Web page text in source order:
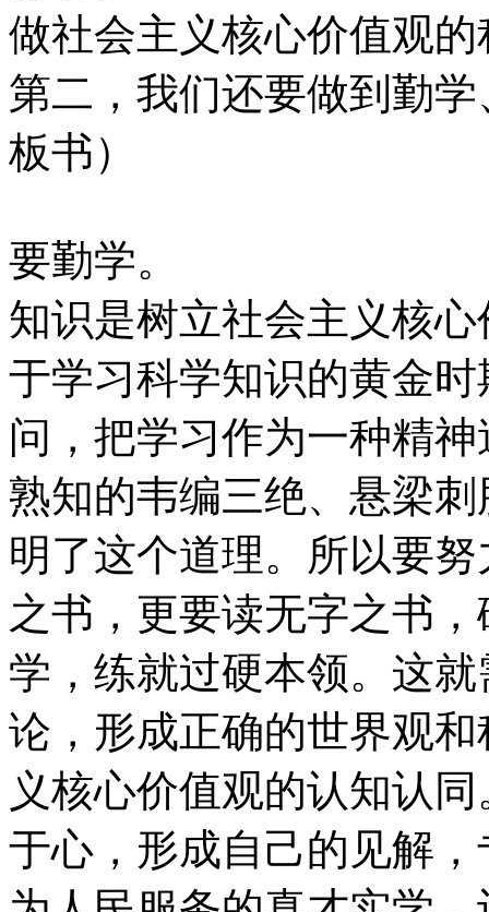
做社会主义核心价值观
第二，我们还要做到勤
板书）
要勤学。
知识是树立社会主义核
于学习科学知识的黄金
问，把学习作为一种精
熟知的韦编三绝、悬梁
明了这个道理。所以要
之书，更要读无字之书
学，练就过硬本领。这
论，形成正确的世界观
义核心价值观的认知认
于心，形成自己的见解